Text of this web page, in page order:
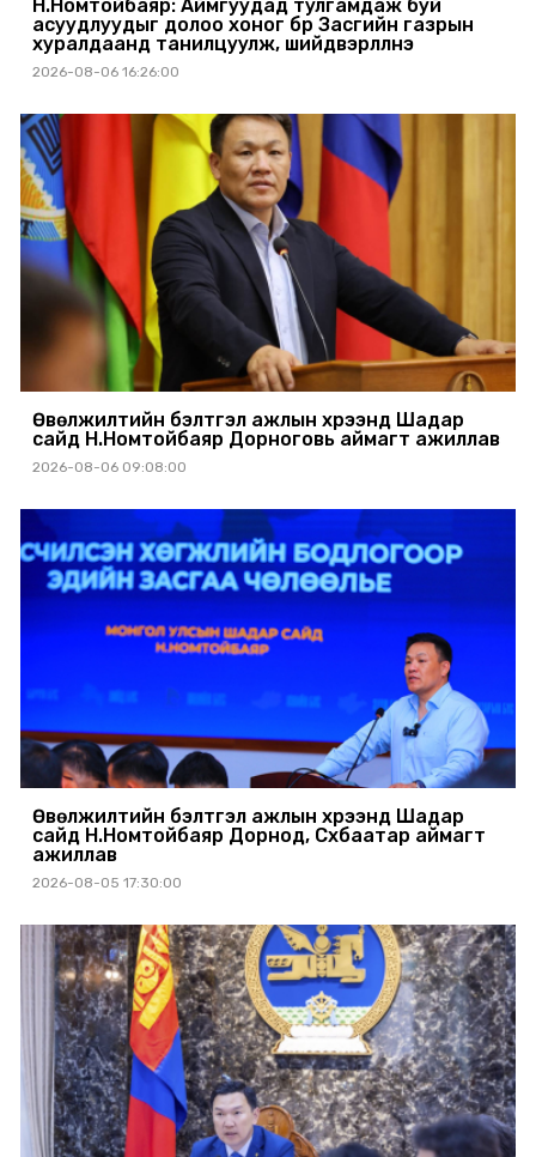
Н.Номтойбаяр: Аймгуудад тулгамдаж буй
асуудлуудыг долоо хоног бүр Засгийн газрын
хуралдаанд танилцуулж, шийдвэрлүүлнэ
2026-08-06 16:26:00
Өвөлжилтийн бэлтгэл ажлын хүрээнд Шадар
сайд Н.Номтойбаяр Дорноговь аймагт ажиллав
2026-08-06 09:08:00
Өвөлжилтийн бэлтгэл ажлын хүрээнд Шадар
сайд Н.Номтойбаяр Дорнод, Сүхбаатар аймагт
ажиллав
2026-08-05 17:30:00